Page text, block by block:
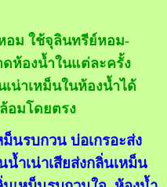
ม ใช้จุลินทรีย์หอม-
ดห้องน้ำในแต่ละครั้ง
น่าเหม็นในห้องน้ำได้
อมโดยตรง
นรบกวน บ่อเกรอะส่ง
ำเน่าเสียส่งกลิ่นเหม็น